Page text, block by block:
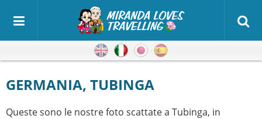
IngleseItalianoGiapponese
GERMANIA, TUBINGA
Queste sono le nostre foto scattate a Tubinga, in